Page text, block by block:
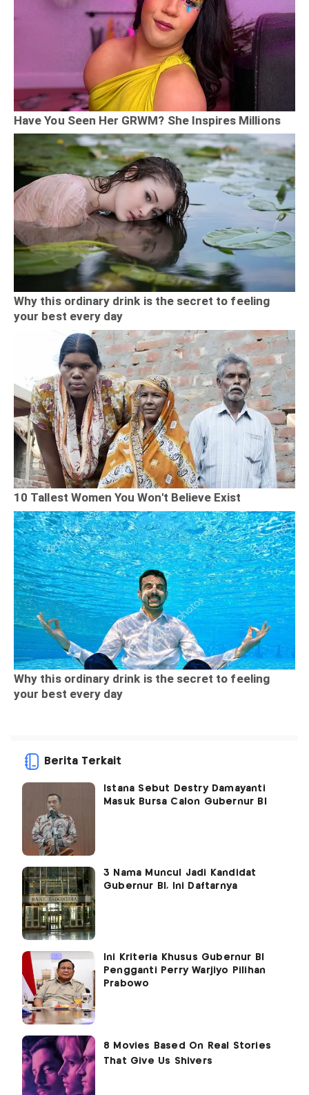
Berita Terkait
Istana Sebut Destry Damayanti
Masuk Bursa Calon Gubernur BI
3 Nama Muncul Jadi Kandidat
Gubernur BI, Ini Daftarnya
Ini Kriteria Khusus Gubernur BI
Pengganti Perry Warjiyo Pilihan
Prabowo